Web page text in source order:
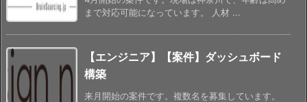
まで対応可能になっています。 人材 ...
【エンジニア】【案件】ダッシュボード
構築
来月開始の案件です。複数名を募集しています。